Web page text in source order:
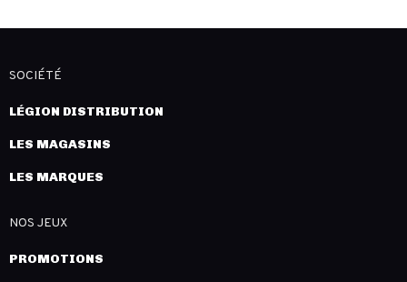
SOCIÉTÉ
LÉGION DISTRIBUTION
LES MAGASINS
LES MARQUES
NOS JEUX
PROMOTIONS